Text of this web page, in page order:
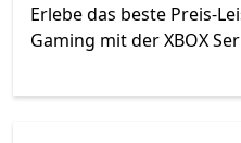
Erlebe das beste Preis-
Gaming mit der XBOX